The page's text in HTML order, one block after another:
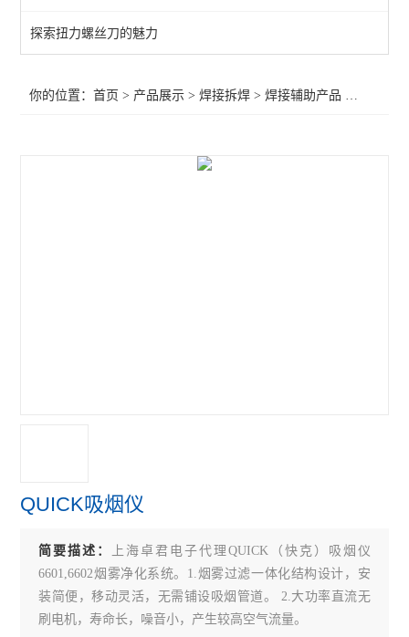
电焊台
探索扭力螺丝刀的魅力
你的位置：首页 > 产品展示 >焊接拆焊 >焊接辅助产品
QUICK吸烟仪
简要描述：
上海卓君电子代理QUICK（快克）吸烟仪
6601,6602烟雾净化系统。1.烟雾过滤一体化结构设计，安
装简便，移动灵活，无需铺设吸烟管道。 2.大功率直流无
刷电机，寿命长，噪音小，产生较高空气流量。